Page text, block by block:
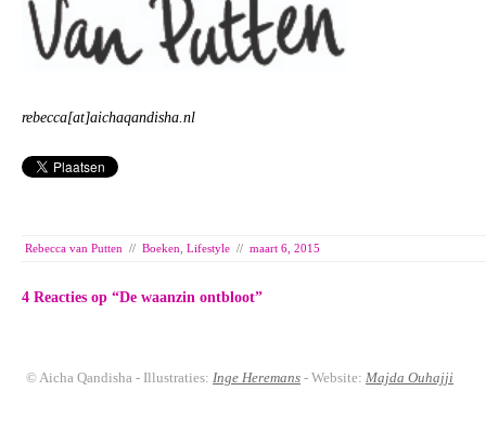
rebecca[at]aichaqandisha.nl
Rebecca van Putten // Boeken Lifestyle // maart 6, 2015
4 Reacties op “De waanzin ontbloot”
© Aicha Qandisha - Illustraties: Inge Heremans - Website: Majda Ouhajji